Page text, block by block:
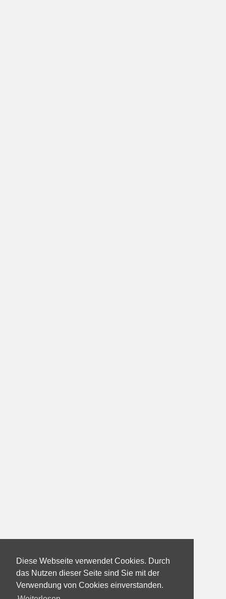
Diese Webseite verwendet Cookies. Durch
das Nutzen dieser Seite sind Sie mit der
Verwendung von Cookies einverstanden.